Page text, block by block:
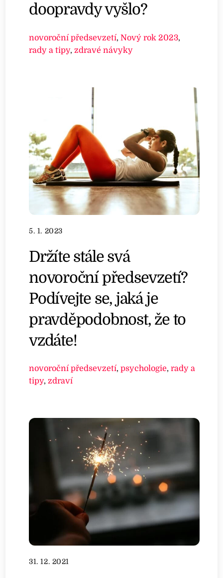
doopravdy vyšlo?
novoroční předsevzetí,Nový rok 2023,
rady a tipy, zdravé návyky
5. 1. 2023
Držíte stále svá
novoroční předsevzetí?
Podívejte se, jaká je
pravděpodobnost, že to
vzdáte!
novoroční předsevzetí,psychologie,rady a
tipy,zdraví
31. 12. 2021